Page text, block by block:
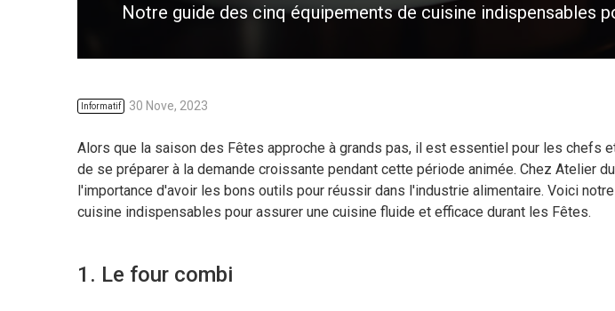
Notre guide des cinq équipements de cuisine indispensables
Informatif 30 Nove, 2023
Alors que la saison des Fêtes approche à grands pas, il est essentiel pour les chefs
de se préparer à la demande croissante pendant cette période animée. Chez Atelier
l'importance d'avoir les bons outils pour réussir dans l'industrie alimentaire. Voici
cuisine indispensables pour assurer une cuisine fluide et efficace durant les Fêtes.
1. Le four combi